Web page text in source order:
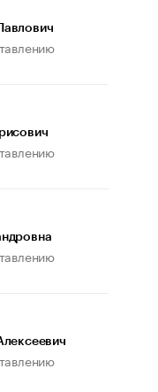
Как живет глава